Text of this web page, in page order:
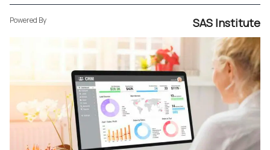
Powered By SAS Institute